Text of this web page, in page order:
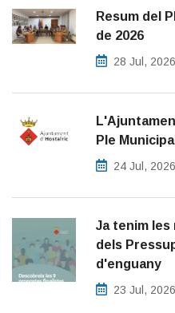
Resum del
de 2026
28 Jul, 2026
Ple
24 Jul, 2026
Ja tenim
dels
d'enguany
23 Jul, 2026